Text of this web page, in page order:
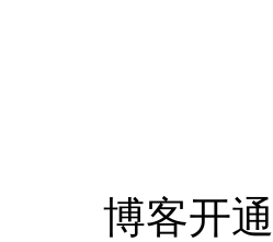
博客开通